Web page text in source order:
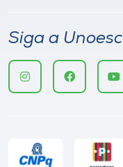
Siga a Unoesc